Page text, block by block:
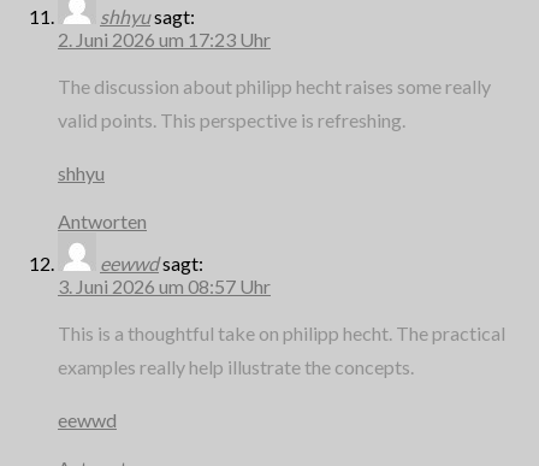
shhyusagt:
2. Juni 2026 um 17:23 Uhr
The discussion about philipp hecht raises some really
valid points. This perspective is refreshing.
shhyu
Antworten
eewwdsagt:
3. Juni 2026 um 08:57 Uhr
This is a thoughtful take on philipp hecht. The practical
examples really help illustrate the concepts.
eewwd